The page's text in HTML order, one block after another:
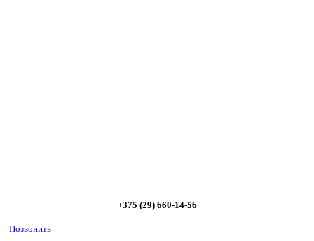
+375 (29) 660-14-56
Позвонить